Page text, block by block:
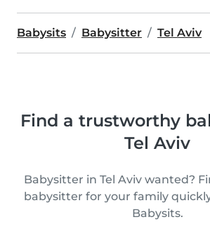
Babysits Babysitter Tel Aviv
Find a trustworthy
Tel Aviv
Babysitter in Tel Aviv wanted?
babysitter for your family
Babysits.